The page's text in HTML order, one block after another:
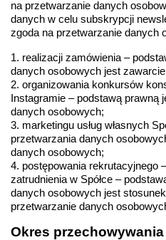
na przetwarzanie danych
danych w celu subskrypcji
zgoda na przetwarzanie danych
1. realizacji zamówienia –
danych osobowych jest
2. organizowania konkursów
Instagramie – podstawą prawną
danych osobowych;
3. marketingu usług własnych
przetwarzania danych
danych osobowych;
4. postępowania rekrutacyjnego
zatrudnienia w Spółce –
danych osobowych jest
przetwarzanie danych
Okres